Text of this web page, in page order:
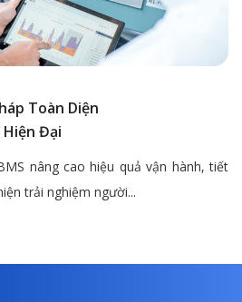
Toàn Diện
Hiện Đại
nâng cao hiệu quả vận hành, tiết
trải nghiệm người...